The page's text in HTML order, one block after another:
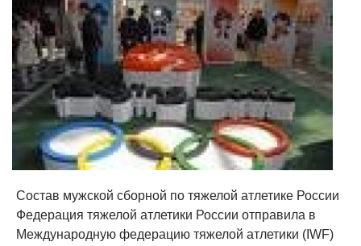
Состав мужской сборной по тяжелой атлетике России
Федерация тяжелой атлетики России отправила в
Международную федерацию тяжелой атлетики (IWF)